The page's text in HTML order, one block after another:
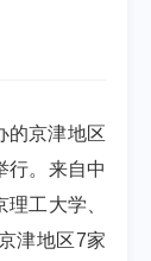
的京津地区
行。来自中
工大学、
津地区7家